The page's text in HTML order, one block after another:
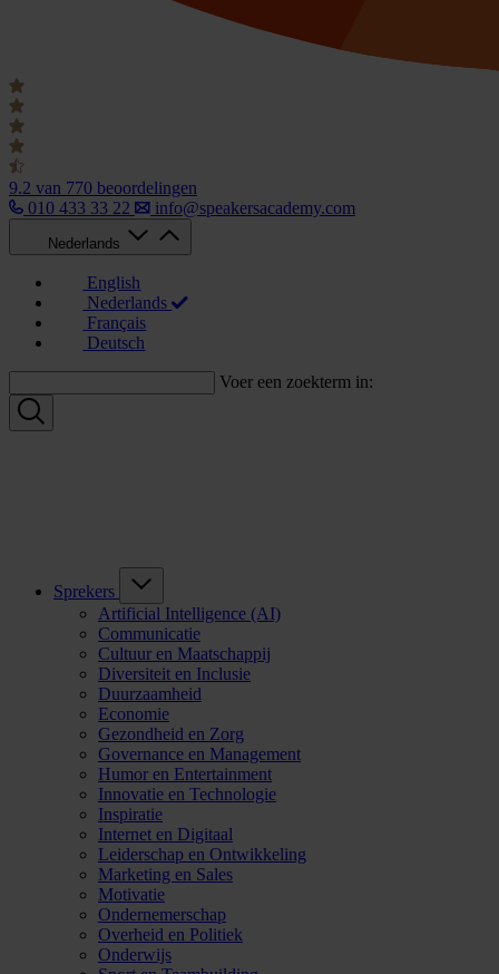
9.2 van 770 beoordelingen
010 433 33 22
info@speakersacademy.com
Nederlands
English
Nederlands
Français
Deutsch
Voer een zoekterm in:
Sprekers
Artificial Intelligence (AI)
Communicatie
Cultuur en Maatschappij
Diversiteit en Inclusie
Duurzaamheid
Economie
Gezondheid en Zorg
Governance en Management
Humor en Entertainment
Innovatie en Technologie
Inspiratie
Internet en Digitaal
Leiderschap en Ontwikkeling
Marketing en Sales
Motivatie
Ondernemerschap
Overheid en Politiek
Onderwijs